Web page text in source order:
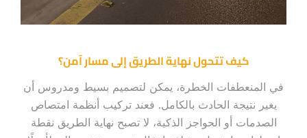
كيف تتحول نهاية الطريق إلى مسار آمن؟
في المنعطفات الخطرة، يمكن لتصميم بسيط ومدروس أن
يغير نتيجة الحادث بالكامل. فعند تركيب أنظمة امتصاص
الصدمات أو الحواجز الذكية، لا تصبح نهاية الطريق نقطة